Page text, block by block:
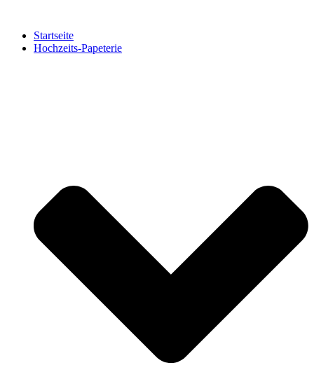
springenStartseite
Hochzeits-Papeterie